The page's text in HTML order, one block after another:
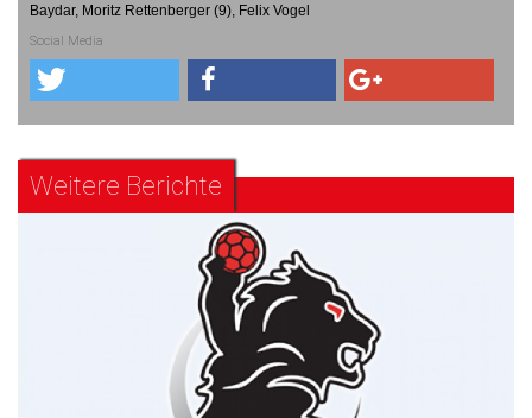
Baydar, Moritz Rettenberger (9), Felix Vogel
Social Media
Weitere Berichte